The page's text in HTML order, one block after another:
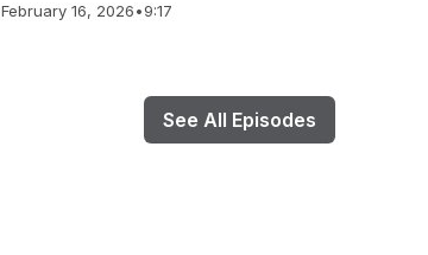
February 16, 2026•9:17
See All Episodes